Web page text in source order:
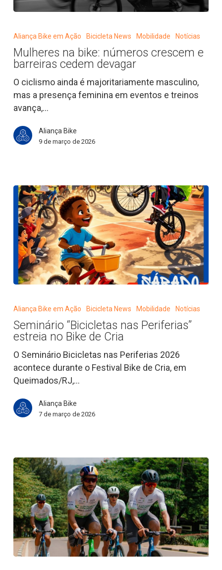
bike:
números
crescem
e
barreiras
cedem
Aliança Bike em Ação Bicicleta News Mobilidade Notícias
Mulheres na bike: números crescem e
barreiras cedem devagar
O ciclismo ainda é majoritariamente masculino,
mas a presença feminina em eventos e treinos
avança,…
Aliança Bike
9 de março de 2026
Periferias”
estreia
no
Bike
de
Aliança Bike em Ação Bicicleta News Mobilidade Notícias
Seminário “Bicicletas nas Periferias”
estreia no Bike de Cria
O Seminário Bicicletas nas Periferias 2026
acontece durante o Festival Bike de Cria, em
Queimados/RJ,…
Aliança Bike
7 de março de 2026